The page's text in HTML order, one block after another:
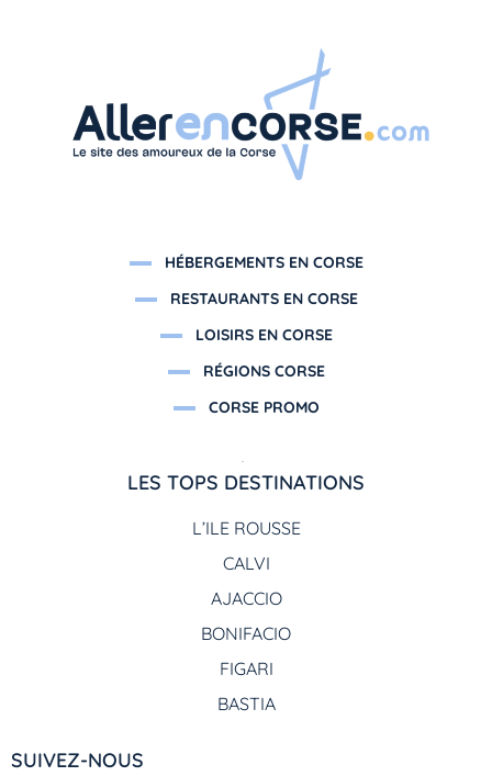
HÉBERGEMENTS EN CORSE
RESTAURANTS EN CORSE
LOISIRS EN CORSE
RÉGIONS CORSE
CORSE PROMO
LES TOPS DESTINATIONS
L’ILE ROUSSE
CALVI
AJACCIO
BONIFACIO
FIGARI
BASTIA
SUIVEZ-NOUS